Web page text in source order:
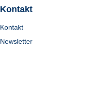
Kontakt
Kontakt
Newsletter